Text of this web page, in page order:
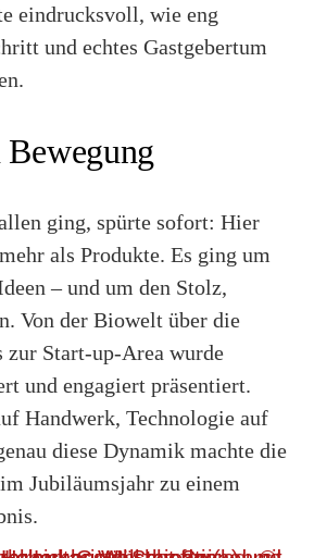
eindrucksvoll, wie eng
und echtes Gastgebertum
ging, spürte sofort: Hier
als Produkte. Es ging um
– und um den Stolz,
Von der Biowelt über die
zur Start-up-Area wurde
und engagiert präsentiert.
Handwerk, Technologie auf
diese Dynamik machte die
Jubiläumsjahr zu einem